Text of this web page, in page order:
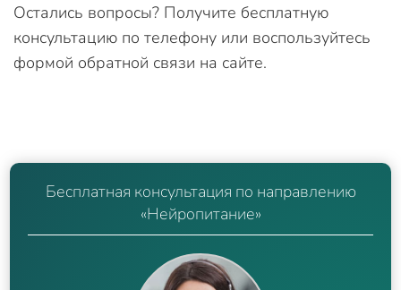
Остались вопросы? Получите бесплатную
консультацию по телефону или воспользуйтесь
формой обратной связи на сайте.
Бесплатная консультация по направлению
«Нейропитание»